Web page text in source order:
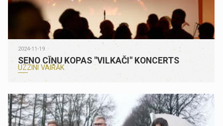
2024-11-19
SENO CĪŅU KOPAS "VILKAČI" KONCERTS
UZZINI VAIRĀK